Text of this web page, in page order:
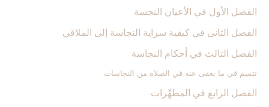
الفصل الأول في الأعيان النجسة
الفصل الثاني في كيفية سراية النجاسة إلى الملاقي
الفصل الثالث في أحكام النجاسة
تتميم في ما يعفى‏ عنه في الصلاة من النجاسات
الفصل الرابع في المطهِّرات